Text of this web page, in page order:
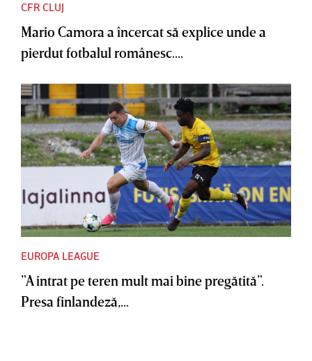
CFR CLUJ
Mario Camora a încercat să explice unde a
pierdut fotbalul românesc....
EUROPA LEAGUE
”A intrat pe teren mult mai bine pregătită”.
Presa finlandeză,...